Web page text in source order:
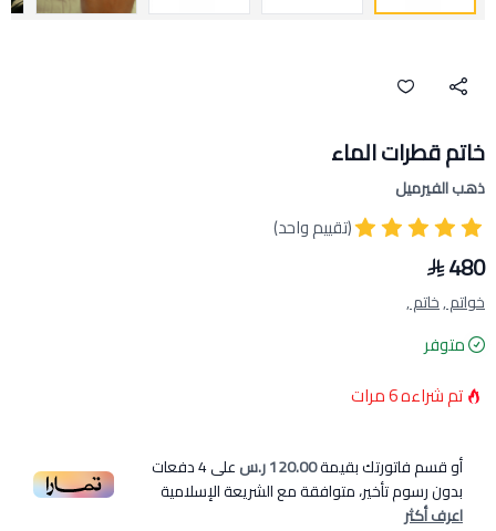
خاتم قطرات الماء
ذهب الفيرميل
(تقييم واحد)
480
خواتم ,خاتم ,
متوفر
تم شراءه6مرات
أو قسم فاتورتك بقيمة120.00 ر.س على4دفعات
بدون رسوم تأخير، متوافقة مع الشريعة الإسلامية
اعرف أكثر